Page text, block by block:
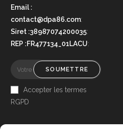
Email :
contact@dpa86.com:
Siret :38987074200035:
REP :FR477134_01LACU:
SOUMETTRE
Accepter les termes
RGPD